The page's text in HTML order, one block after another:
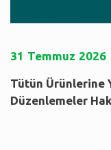
31 Temmuz 2026
Tütün Ürünlerine
Düzenlemeler